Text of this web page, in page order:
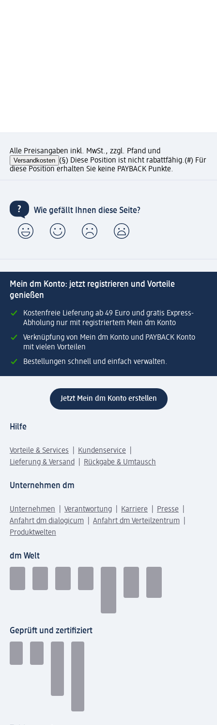
Alle Preisangaben inkl. MwSt., zzgl. Pfand und
Versandkosten (§) Diese Position ist nicht rabattfähig.(#) Für
diese Position erhalten Sie keine PAYBACK Punkte.
Wie gefällt Ihnen diese Seite?
Mein dm Konto: jetzt registrieren und Vorteile
genießen
Kostenfreie Lieferung ab 49 Euro und gratis Express-
Abholung nur mit registriertem Mein dm Konto
Verknüpfung von Mein dm Konto und PAYBACK Konto
mit vielen Vorteilen
Bestellungen schnell und einfach verwalten.
Jetzt Mein dm Konto erstellen
Hilfe
Vorteile & Services
Kundenservice
Lieferung & Versand
Rückgabe & Umtausch
Unternehmen dm
Unternehmen Verantwortung Karriere
Presse
Anfahrt dm dialogicum
Anfahrt dm Verteilzentrum
Produktwelten
dm Welt
Geprüft und zertifiziert